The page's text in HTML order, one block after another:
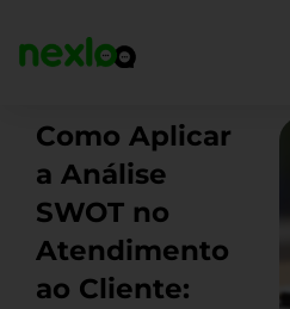
para
Como Aplicar
a Análise
SWOT no
Atendimento
ao Cliente: